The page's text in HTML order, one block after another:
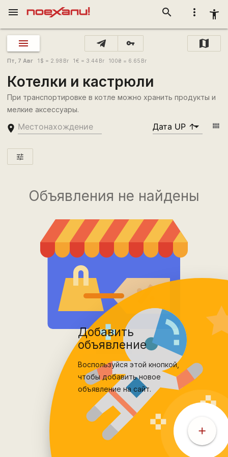
more_vert accessibility_new
search
menu
vpn_key
Пт, 7 Авг 1 $ = 2.98 Br 1€ = 3.44 Br 100₴ = 6.65 Br
Котелки и кастрюли
При транспортировке в котле можно хранить продукты и
мелкие аксессуары.
place view_module
tune
Объявления не найдены
add
Добавить
объявление
Воспользуйся этой кнопкой,
чтобы добавить новое
объявление на сайт.
add